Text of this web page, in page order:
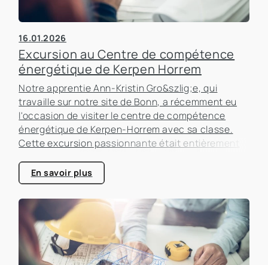
16.01.2026
Excursion au Centre de compétence
énergétique de Kerpen Horrem
Notre apprentie Ann-Kristin Gro&szlig;e, qui
travaille sur notre site de Bonn, a récemment eu
l'occasion de visiter le centre de compétence
énergétique de Kerpen-Horrem avec sa classe.
Cette excursion passionnante était entièrement
bâtiments, un sujet qui prend de plus en plus
d'importance dans le secteur immobilier.
En savoir plus